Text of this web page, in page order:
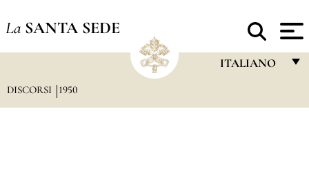
La SANTA SEDE
ITALIANO
DISCORSI 1950